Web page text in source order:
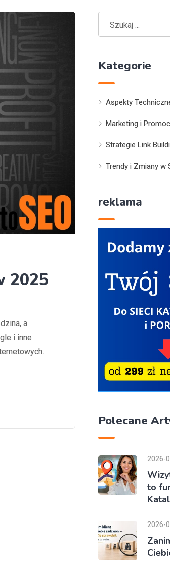
2025
a
i inne
Kategorie
Aspekty
Marketing i
Strategie Link
Trendy i Zmiany w
reklama
Polecane
2026-
to
2026-